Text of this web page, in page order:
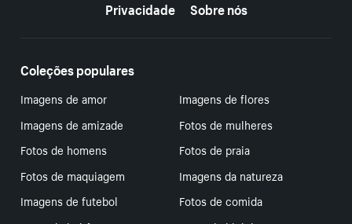
Privacidade
Sobre nós
Coleções populares
Imagens de amor
Imagens de flores
Imagens de amizade
Fotos de mulheres
Fotos de homens
Fotos de praia
Fotos de maquiagem
Imagens da natureza
Imagens de futebol
Fotos de comida